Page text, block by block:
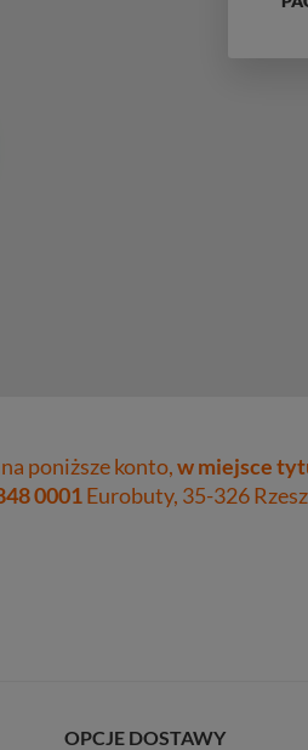
poniższe konto,w miejsce
0001Eurobuty, 35-326
OPCJE DOSTAWY